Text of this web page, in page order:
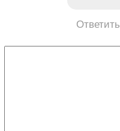
Ответить